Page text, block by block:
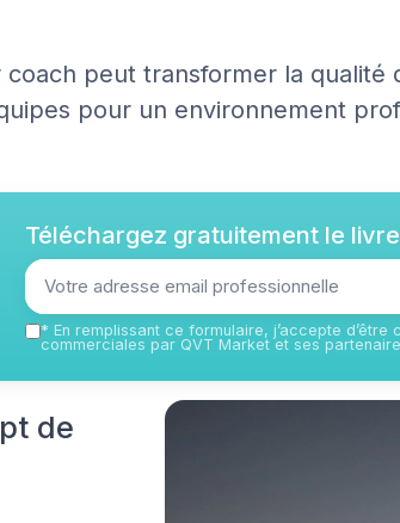
peut transformer la qualité
pour un environnement
Téléchargez gratuitement le
* En remplissant ce formulaire, j’accepte
commerciales par QVT Market et ses
de